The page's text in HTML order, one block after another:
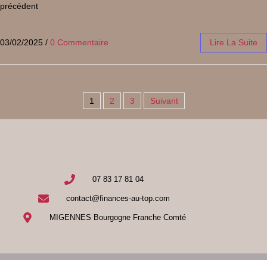
précédent
03/02/2025 / 0 Commentaire Lire La Suite
1 2 3 Suivant
07 83 17 81 04
contact@finances-au-top.com
MIGENNES Bourgogne Franche Comté